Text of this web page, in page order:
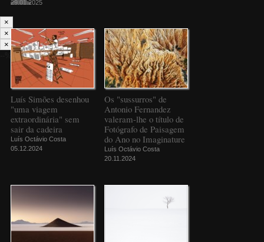
29.01.2025
Luís Simões desenhou
"uma viagem
extraordinária" sem
sair da cadeira
Luís Octávio Costa
05.12.2024
Os "sussurros" de
Antonio Fernandez
valeram-lhe o título de
Fotógrafo de Paisagem
do Ano no Imaginature
Luís Octávio Costa
20.11.2024
×
×
×
--%>